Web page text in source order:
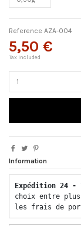
Reference AZA-004
5,50 €
Tax included
Information
Expédition 24
choix entre
les frais de